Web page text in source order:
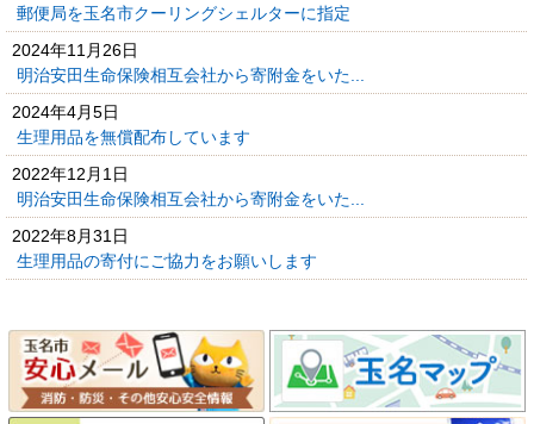
郵便局を玉名市クーリングシェルターに指定
2024年11月26日
明治安田生命保険相互会社から寄附金をいた...
2024年4月5日
生理用品を無償配布しています
2022年12月1日
明治安田生命保険相互会社から寄附金をいた...
2022年8月31日
生理用品の寄付にご協力をお願いします